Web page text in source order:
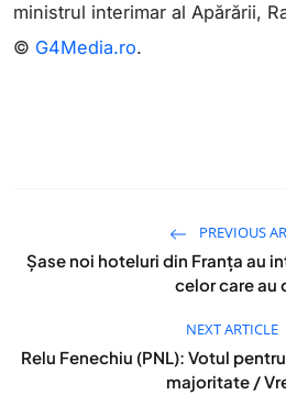
ministrul interimar al Apărării,
© G4Media.ro.
PREVIOUS
Şase noi hoteluri din Franţa au
celor care au
NEXT ARTICLE
Relu Fenechiu (PNL): Votul
majoritate /